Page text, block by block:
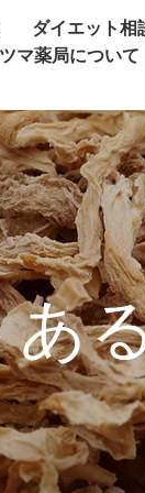
ダイエット相
マ薬局について
あ